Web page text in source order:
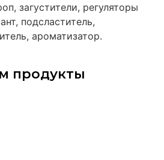
загустители, регуляторы
подсластитель,
ароматизатор.
продукты